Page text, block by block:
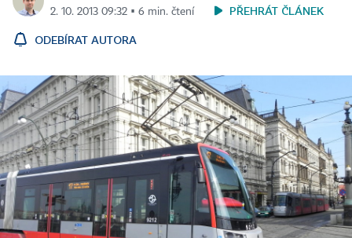
2. 10. 2013 09:32 ▪ 6 min. čtení
PŘEHRÁT ČLÁNEK
ODEBÍRAT AUTORA